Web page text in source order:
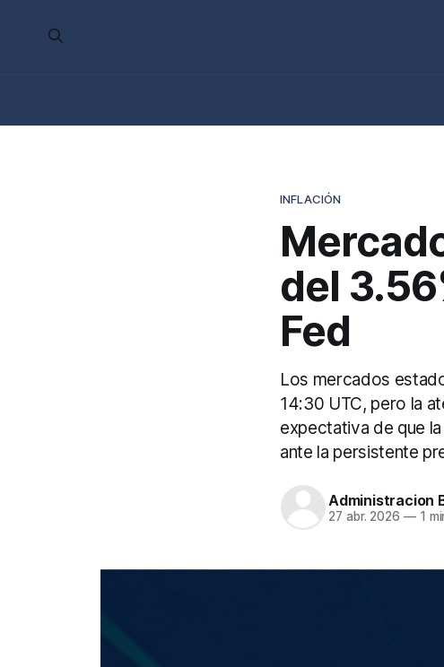
INFLACIÓN
del
Fed
Los mercados
14:30 UTC, pero la
expectativa de que
ante la persistente
Administracion
27 abr. 2026 —1